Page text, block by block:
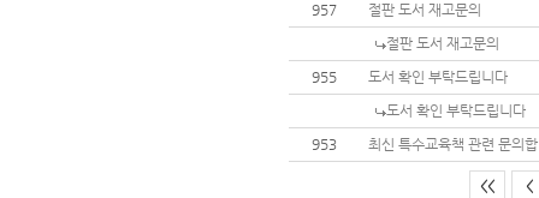
957
절판 도서 재고문의
절판 도서 재고문의
955
도서 확인 부탁드립니다
도서 확인 부탁드립니다
953
최신 특수교육책 관련 문의
<< <